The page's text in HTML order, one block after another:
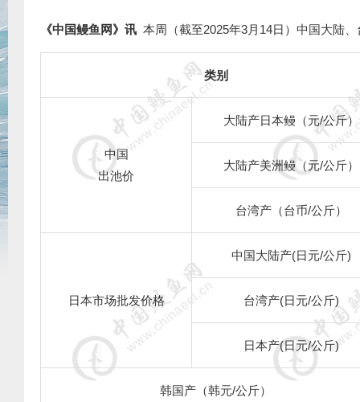
《中国鳗鱼网》讯 本周（截至2025年3月 14日）中国大陆
类别
中国
出池价
大陆产日本鳗（元/公斤）
大陆产美洲鳗（元/公斤）
台湾产（台币/公斤）
日本市场批发价格
中国大陆产(日元/公斤)
台湾产(日元/公斤)
日本产(日元/公斤)
韩国产（韩元/公斤）